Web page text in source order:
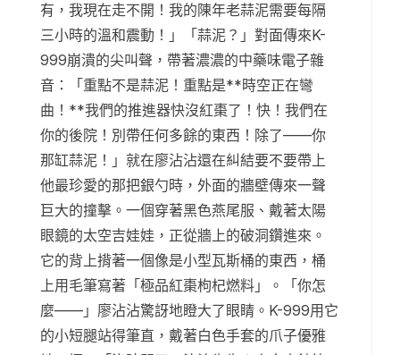
有，我現在走不開！我的陳年老蒜泥需要每隔
三小時的溫和震動！」「蒜泥？」對面傳來K-
999崩潰的尖叫聲，帶著濃濃的中藥味電子雜
音：「重點不是蒜泥！重點是**時空正在彎
曲！**我們的推進器快沒紅棗了！快！我們在
你的後院！別帶任何多餘的東西！除了——你
那缸蒜泥！」就在廖沾沾還在糾結要不要帶上
他最珍愛的那把銀勺時，外面的牆壁傳來一聲
巨大的撞擊。一個穿著黑色燕尾服、戴著太陽
眼鏡的太空吉娃娃，正從牆上的破洞鑽進來。
它的背上揹著一個像是小型瓦斯桶的東西，桶
上用毛筆寫著「極品紅棗枸杞燃料」。「你怎
麼——」廖沾沾驚訝地瞪大了眼睛。K-999用它
的小短腿站得筆直，戴著白色手套的爪子優雅